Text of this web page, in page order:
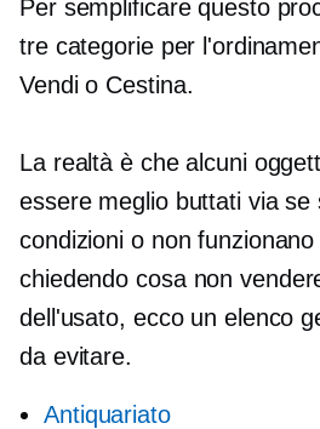
Per semplificare questo
tre categorie per
Vendi o Cestina.
La realtà è che alcuni
essere meglio buttati via se
condizioni o non
chiedendo cosa non
dell'usato, ecco un elenco
da evitare.
Antiquariato